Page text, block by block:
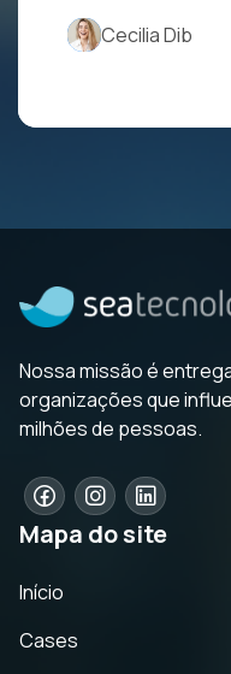
Cecilia Dib
Nossa missão é
organizações que
milhões de pessoas.
Mapa do site
Início
Cases